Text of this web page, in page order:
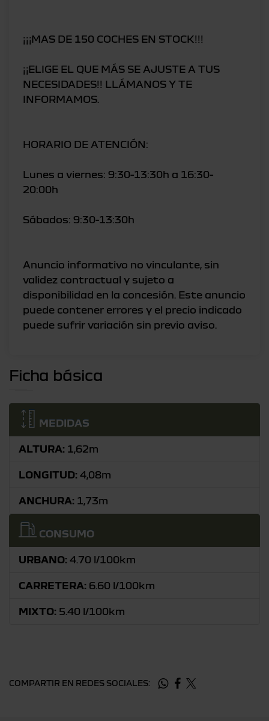
¡¡¡MAS DE 150 COCHES EN STOCK!!!
¡¡ELIGE EL QUE MÁS SE AJUSTE A TUS
NECESIDADES!! LLÁMANOS Y TE
INFORMAMOS.
HORARIO DE ATENCIÓN:
Lunes a viernes: 9:30-13:30h a 16:30-
20:00h
Sábados: 9:30-13:30h
Anuncio informativo no vinculante, sin
validez contractual y sujeto a
disponibilidad en la concesión. Este anuncio
puede contener errores y el precio indicado
Ficha básica
MEDIDAS
ALTURA: 1,62m
LONGITUD: 4,08m
ANCHURA: 1,73m
CONSUMO
URBANO: 4.70 l/100km
CARRETERA: 6.60 l/100km
MIXTO: 5.40 l/100km
COMPARTIR EN REDES SOCIALES: